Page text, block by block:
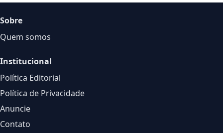
Sobre
Quem somos
Institucional
Política Editorial
Política de Privacidade
Anuncie
Contato